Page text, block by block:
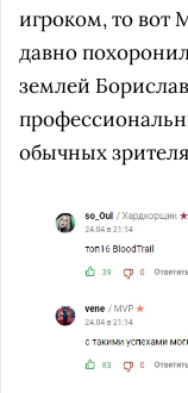
игроком, то вот
давно
землей
обычных